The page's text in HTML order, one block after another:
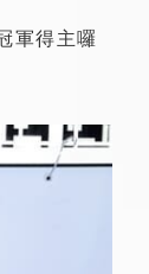
軍得主囉